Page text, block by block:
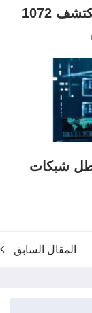
بفضل الذكاء الاصطناعي.. جوجل تكتشف 1072
شبكات
المقال السابق